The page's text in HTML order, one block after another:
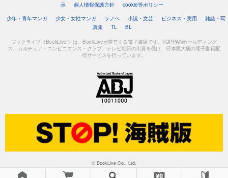
示
個人情報保護方針
cookie等ポリシー
少年・青年マンガ
少女・女性マンガ ラノベ 小説・文芸 ビジネス・実用
雑誌・写
真集
TL BL
ブックライブ（BookLive!）は、BookLiveが運営する電子書店です。TOPPANホールディング
ス、カルチュア・コンビニエンス・クラブ、テレビ朝日の出資を受け、日本最大級の電子書籍配
信サービスを行っています。
© BookLive Co., Ltd.